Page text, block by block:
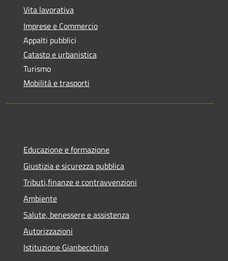
Vita lavorativa
Imprese e Commercio
Appalti pubblici
Catasto e urbanistica
Turismo
Mobilità e trasporti
Educazione e formazione
Giustizia e sicurezza pubblica
Tributi,finanze e contravvenzioni
Ambiente
Salute, benessere e assistenza
Autorizzazioni
Istituzione Gianbecchina